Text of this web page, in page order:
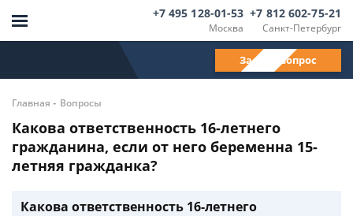
Москва
+7 495 128-01-53
Санкт-Петербург
+7 812 602-75-21
Задать вопрос
Главная - Вопросы
Какова ответственность 16-летнего
гражданина, если от него беременна 15-
летняя гражданка?
Какова ответственность 16-летнего